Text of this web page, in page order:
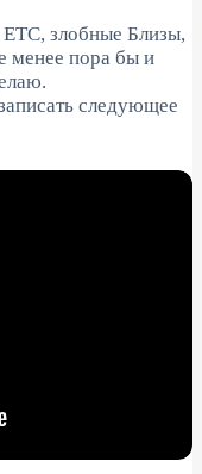
злобные Близы,
менее пора бы и
следующее